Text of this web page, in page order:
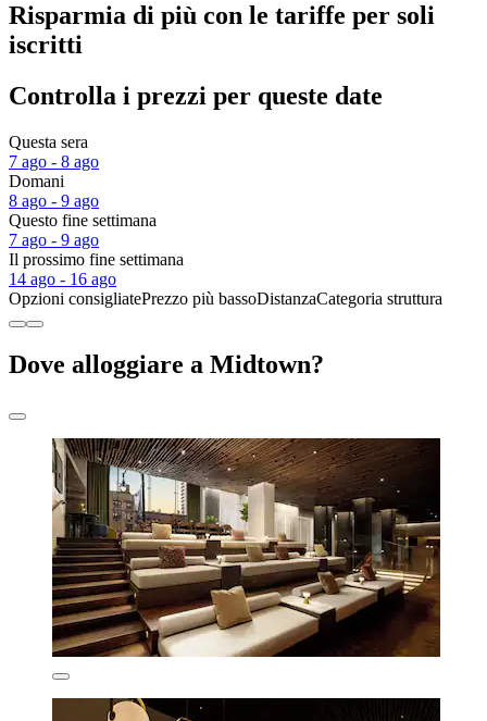
Risparmia di più con le tariffe per soli
iscritti
Controlla i prezzi per queste date
Questa sera
7 ago - 8 ago
Domani
8 ago - 9 ago
Questo fine settimana
7 ago - 9 ago
Il prossimo fine settimana
14 ago - 16 ago
Opzioni consigliatePrezzo più bassoDistanzaCategoria struttura
Dove alloggiare a Midtown?